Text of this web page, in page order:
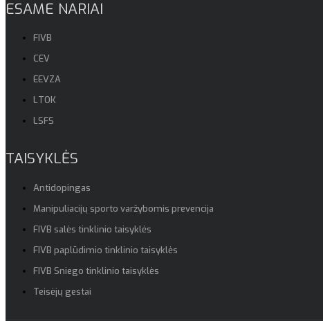
ESAME NARIAI
FIVB
CEV
EEVZA
LTOK
LSFS
TAISYKLĖS
Antidopingas
Manipuliacijų sporto varžybomis prevencija
FIVB salės tinklinio taisyklės
FIVB paplūdimio tinklinio taisyklės
FIVB Sniego tinklinio taisyklės
Teisėjų gestai